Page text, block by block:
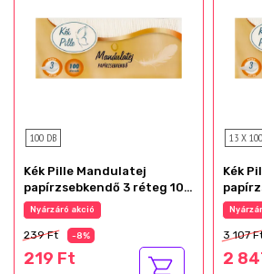
100 DB
Kék Pille Mandulatej
papírzsebkendő 3 réteg 100
dbAz akció részletei
239 Ft -8%
219 Ft
13 X
Kék
db
Az
3 107
2